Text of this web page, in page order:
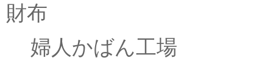
財布
婦人かばん工場